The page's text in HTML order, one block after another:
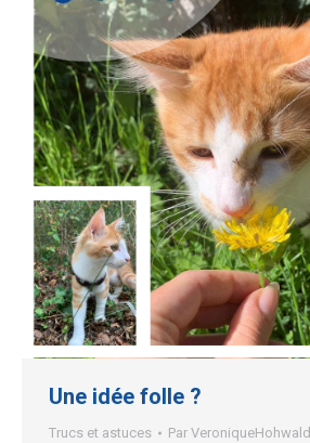
Une idée folle ?
Trucs et astuces Par VeroniqueHohwald